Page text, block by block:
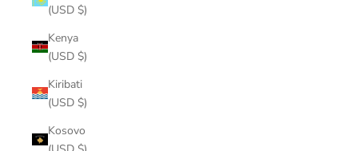
(USD $)
Kenya
(USD $)
Kiribati
(USD $)
Kosovo